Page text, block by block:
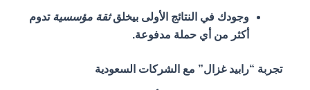
وجودك في النتائج الأولى بيخلقثقة مؤسسيةتدوم
أكثر من أي حملة مدفوعة.
تجربة “رابيد غزال” مع الشركات السعودية